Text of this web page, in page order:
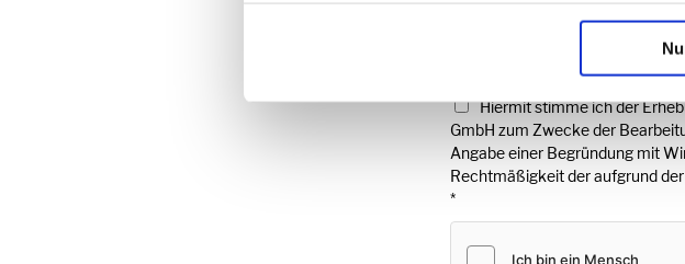
Hiermit stimme ich der
GmbH zum Zwecke der
Angabe einer Begründung mit
Rechtmäßigkeit der aufgrund
*